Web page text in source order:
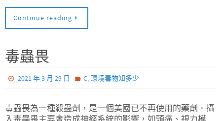
Continue reading
毒蟲畏
2021 年 3 月 29 日 C, 環境毒物知多少
毒蟲畏為一種殺蟲劑，是一個美國已不再使用的藥劑。攝